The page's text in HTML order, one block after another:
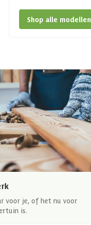
Shop alle modellen
voor je, of het nu voor
is.